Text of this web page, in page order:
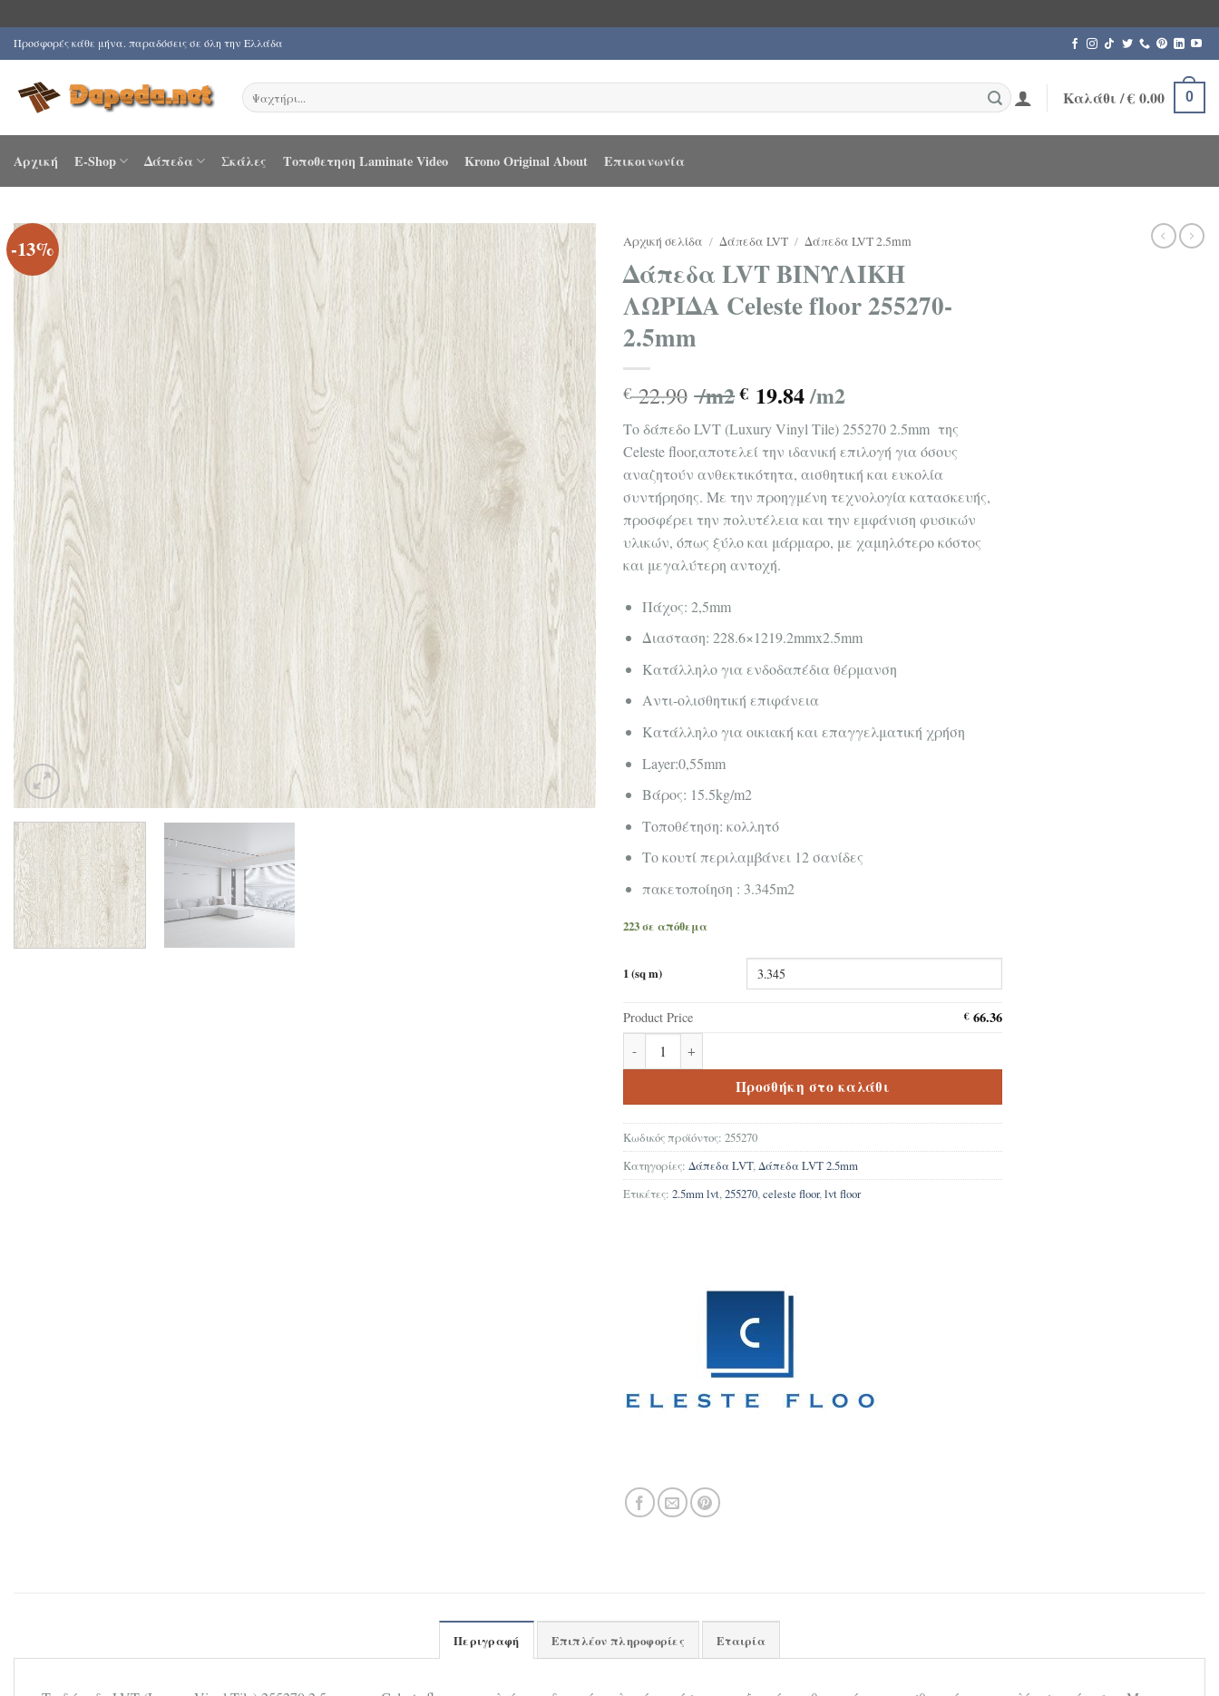
Μετάβαση
στο
περιεχόμενο
Προσφορές κάθε μήνα. παραδόσεις σε όλη την Ελλάδα
Αναζήτηση
για:
Καλάθι /€0.00 0
Αρχική E-Shop Δάπεδα Σκάλες Τοποθετηση Laminate Video Krono Original About Επικοινωνία
-13% Αρχική σελίδα / Δάπεδα LVT / Δάπεδα LVT 2.5mm
Δάπεδα LVT ΒΙΝΥΛΙΚΗ
ΛΩΡΙΔΑ Celeste floor 255270-
2.5mm
€22.90 /m2 € 19.84/m2
Το δάπεδο LVT (Luxury Vinyl Tile) 255270 2.5mm της
Celeste floor,αποτελεί την ιδανική επιλογή για όσους
αναζητούν ανθεκτικότητα, αισθητική και ευκολία
συντήρησης. Με την προηγμένη τεχνολογία κατασκευής,
προσφέρει την πολυτέλεια και την εμφάνιση φυσικών
υλικών, όπως ξύλο και μάρμαρο, με χαμηλότερο κόστος
και μεγαλύτερη αντοχή.
Πάχος: 2,5mm
Διασταση: 228.6×1219.2mmx2.5mm
Κατάλληλο για ενδοδαπέδια θέρμανση
Αντι-ολισθητική επιφάνεια
Κατάλληλο για οικιακή και επαγγελματική χρήση
Layer:0,55mm
Βάρος: 15.5kg/m2
Τοποθέτηση: κολλητό
Tο κουτί περιλαμβάνει 12 σανίδες
πακετοποίηση : 3.345m2
223 σε απόθεμα
1 (sq m)
Product Price €66.36
Δάπεδα LVT ΒΙΝΥΛΙΚΗ ΛΩΡΙΔΑ Celeste floor 255270-2.5mm ποσότητα
Προσθήκη στο καλάθι
Κωδικός προϊόντος: 255270
Κατηγορίες: Δάπεδα LVT,Δάπεδα LVT 2.5mm
Ετικέτες: 2.5mm lvt,255270,celeste floor,lvt floor
Περιγραφή Επιπλέον πληροφορίες Εταιρία